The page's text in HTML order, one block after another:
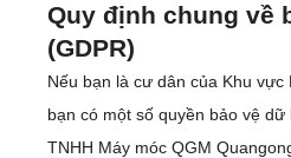
Quy định chung về
(GDPR)
Nếu bạn là cư dân của Khu vực
bạn có một số quyền bảo vệ
TNHH Máy móc QGM